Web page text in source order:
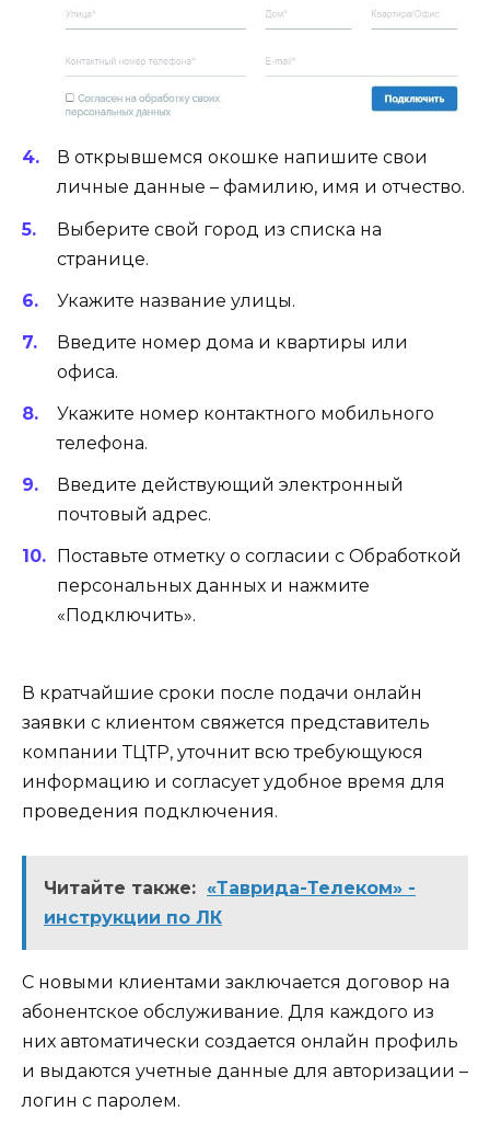
В открывшемся окошке напишите свои
личные данные – фамилию, имя и отчество.
Выберите свой город из списка на
странице.
Укажите название улицы.
Введите номер дома и квартиры или
офиса.
Укажите номер контактного мобильного
телефона.
Введите действующий электронный
почтовый адрес.
Поставьте отметку о согласии с Обработкой
персональных данных и нажмите
«Подключить».
В кратчайшие сроки после подачи онлайн
заявки с клиентом свяжется представитель
компании ТЦТР, уточнит всю требующуюся
информацию и согласует удобное время для
проведения подключения.
Читайте также: «Таврида-Телеком» -
инструкции по ЛК
С новыми клиентами заключается договор на
абонентское обслуживание. Для каждого из
них автоматически создается онлайн профиль
и выдаются учетные данные для авторизации –
логин с паролем.